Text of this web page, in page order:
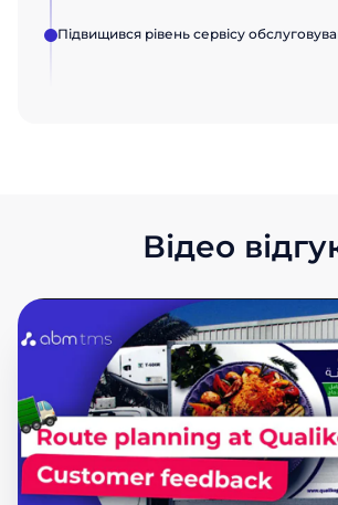
Підвищився рівень сервісу
Відео